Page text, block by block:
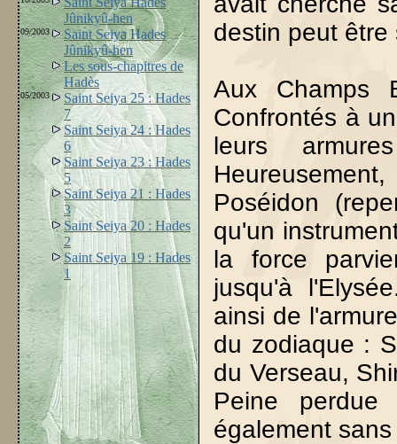
Jûnikyû-hen
09/2003
Saint Seiya Hades
Jûnikyû-hen
Les sous-chapitres de
Hadès
05/2003
Saint Seiya 25 : Hades
7
Saint Seiya 24 : Hades
6
Saint Seiya 23 : Hades
5
Saint Seiya 21 : Hades
3
Saint Seiya 20 : Hades
2
Saint Seiya 19 : Hades
1
destin peut être
Aux Champs
Confrontés à
leurs
Poséidon
qu'un
la force
jusqu'à
ainsi de
du zodiaque :
du Verseau,
Peine
également